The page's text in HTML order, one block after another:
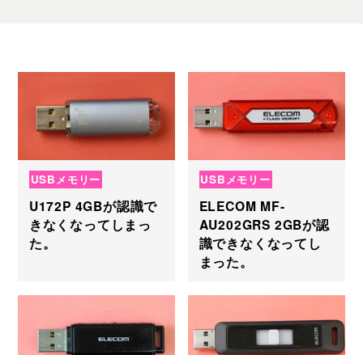
USBメモリー
U172P 4GBが認識で
きなくなってしまっ
た。
USBメモリー
ELECOM MF-
AU202GRS 2GBが認
識できなくなってし
まった。